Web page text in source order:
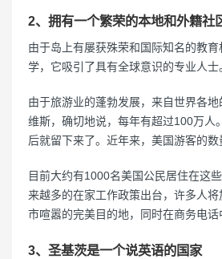
2、拥有一个繁荣的本地和外籍社
由于岛上有屡获殊荣和国际知名的教
学，它吸引了具有全球意识的专业人士
由于旅游业的蓬勃发展，来自世界各
维斯，确切地说，每年有超过100万人
后就留下来了。近年来，美国游客的数
目前大约有1000名美国公民居住在这
来越多的在家工作政策出台，许多人
市喧嚣的完美目的地，同时在商务电话
3、圣基茨是一个说英语的国家